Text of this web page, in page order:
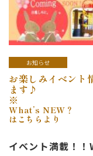
お知らせ
お楽しみイベント
ます♪
※
What’s NEW？
はこちらより
イベント満載！